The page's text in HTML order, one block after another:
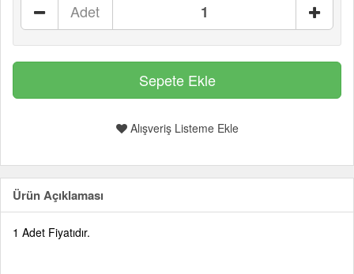
Adet
Alışveriş Listeme Ekle
Ürün Açıklaması
1 Adet Fiyatıdır.